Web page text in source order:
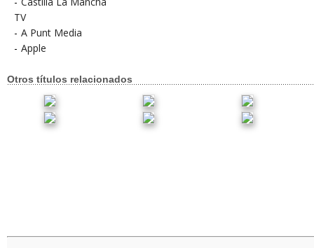
TV
- A Punt Media
- Apple
Otros títulos relacionados